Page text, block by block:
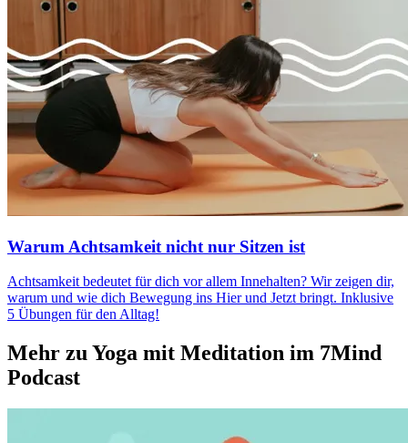
Warum Achtsamkeit nicht nur Sitzen ist
Acht­sam­keit bedeu­tet für dich vor allem Inne­hal­ten? Wir zeigen dir,
warum und wie dich Bewe­gung ins Hier und Jetzt bringt. Inklu­sive
5 Übun­gen für den Alltag!
Mehr zu Yoga mit Meditation im 7Mind
Podcast